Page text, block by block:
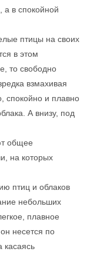
а в спокойной
птицы на своих
в этом
то свободно
взмахивая
спокойно и плавно
А внизу, под
общее
на которых
птиц и облаков
небольших
плавное
несется по
касаясь